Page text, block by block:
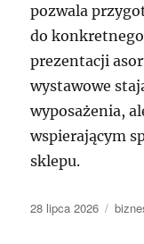
pozwala
do
prezentacji
wystawowe
wyposażenia,
wspierającym
sklepu.
Data
28 lipca 2026